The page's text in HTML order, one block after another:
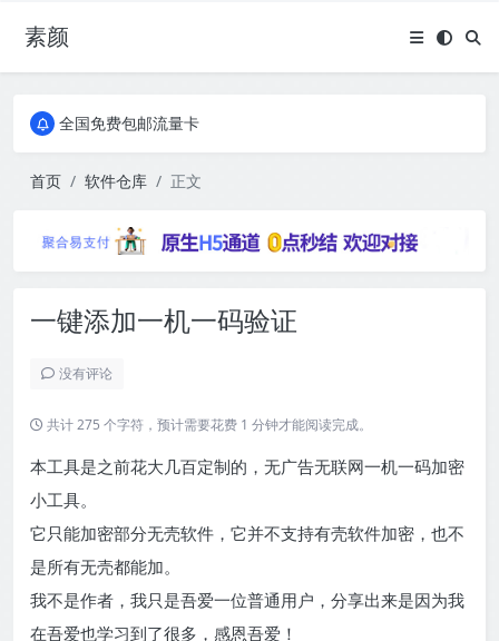
素颜
全国免费包邮流量卡
全国免费包邮流量卡
首页
软件仓库 正文
一键添加一机一码验证
没有评论
共计 275 个字符，预计需要花费 1 分钟才能阅读完成。
本工具是之前花大几百定制的，无广告无联网一机一码加密
小工具。
它只能加密部分无壳软件，它并不支持有壳软件加密，也不
是所有无壳都能加。
我不是作者，我只是吾爱一位普通用户，分享出来是因为我
在吾爱也学习到了很多，感恩吾爱！